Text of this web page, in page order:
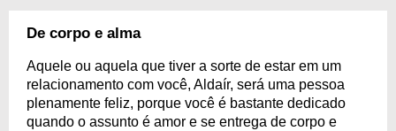
De corpo e alma
Aquele ou aquela que tiver a sorte de estar em um
relacionamento com você, Aldaír, será uma pessoa
plenamente feliz, porque você é bastante dedicado
quando o assunto é amor e se entrega de corpo e